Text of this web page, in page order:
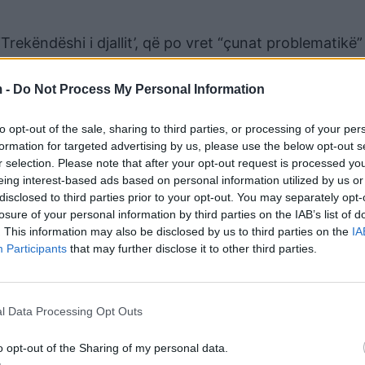
- Do Not Process My Personal Information
opt-out of the sale, sharing to third parties, or processing of your
for targeted advertising by us, please use the below opt-out
selection. Please note that after your opt-out request is processed
interest-based ads based on personal information utilized by us
to third parties prior to your opt-out. You may separately
of your personal information by third parties on the IAB’s list of
This information may also be disclosed by us to third parties on the
Participants that may further disclose it to other third parties.
Data Processing Opt Outs
opt-out of the Sharing of my personal data.
i djallit’, që po vret “çunat problematikë”
të pesë. Është skuardër 100% e saktë nuk ka
e ngjarjes ka minimum 30 gëzhoja. Janë
si skuadronë komando. Elementi tjetër, ata e
do t’ju djegim të gjallë, është hera e pestë që
të vritet, pavarësisht se u tha dyshohet për
pse nuk uli dritat e gjata, ky ka dalë i pafajshëm.
ku mund të kenë lindur hasmëritë, por deri më
grupe kriminale.